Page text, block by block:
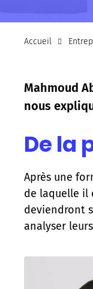
Accueil
Mahmoud
nous
De la
Après une
de laquelle il
deviendront
analyser